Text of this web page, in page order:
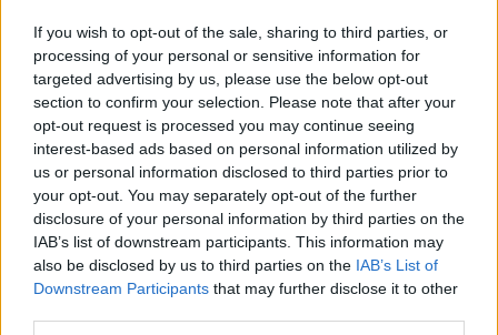
If you wish to opt-out of the sale, sharing to third parties, or
processing of your personal or sensitive information for
targeted advertising by us, please use the below opt-out
section to confirm your selection. Please note that after your
opt-out request is processed you may continue seeing
interest-based ads based on personal information utilized by
us or personal information disclosed to third parties prior to
your opt-out. You may separately opt-out of the further
disclosure of your personal information by third parties on the
IAB’s list of downstream participants. This information may
also be disclosed by us to third parties on the IAB’s List of
Downstream Participants that may further disclose it to other